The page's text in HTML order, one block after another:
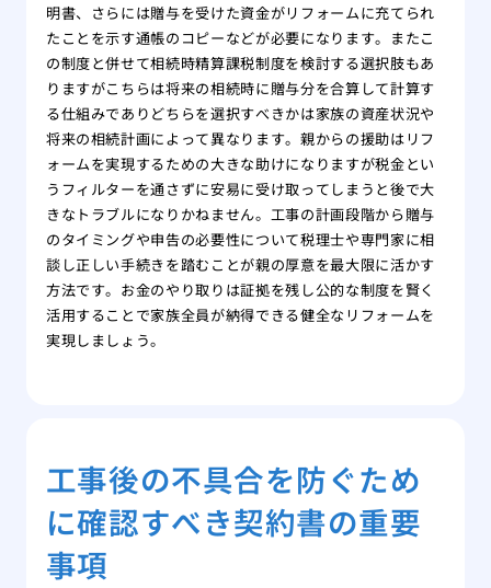
明書、さらには贈与を受けた資金がリフォームに充てられ
たことを示す通帳のコピーなどが必要になります。またこ
の制度と併せて相続時精算課税制度を検討する選択肢もあ
りますがこちらは将来の相続時に贈与分を合算して計算す
る仕組みでありどちらを選択すべきかは家族の資産状況や
将来の相続計画によって異なります。親からの援助はリフ
ォームを実現するための大きな助けになりますが税金とい
うフィルターを通さずに安易に受け取ってしまうと後で大
きなトラブルになりかねません。工事の計画段階から贈与
のタイミングや申告の必要性について税理士や専門家に相
談し正しい手続きを踏むことが親の厚意を最大限に活かす
方法です。お金のやり取りは証拠を残し公的な制度を賢く
活用することで家族全員が納得できる健全なリフォームを
実現しましょう。
工事後の不具合を防ぐため
に確認すべき契約書の重要
事項